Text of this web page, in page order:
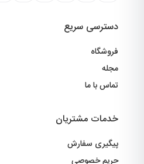
دسترسی سریع
فروشگاه
مجله
تماس با ما
خدمات مشتریان
پیگیری سفارش
حریم خصوصی